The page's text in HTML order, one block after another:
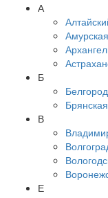
А
Б
В
Е